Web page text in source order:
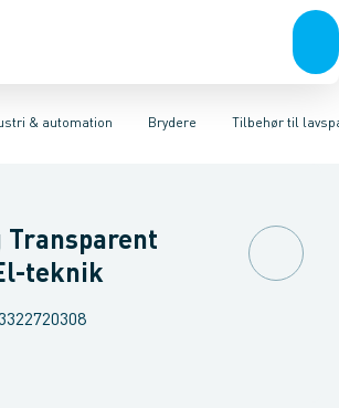
& automation
& lampeudtagForgreningsmateriel
Brydere
Frekvensomformere og softstartere
Tilbehør til
effektafbryder Ombygningssæt til
teknik
3322720308